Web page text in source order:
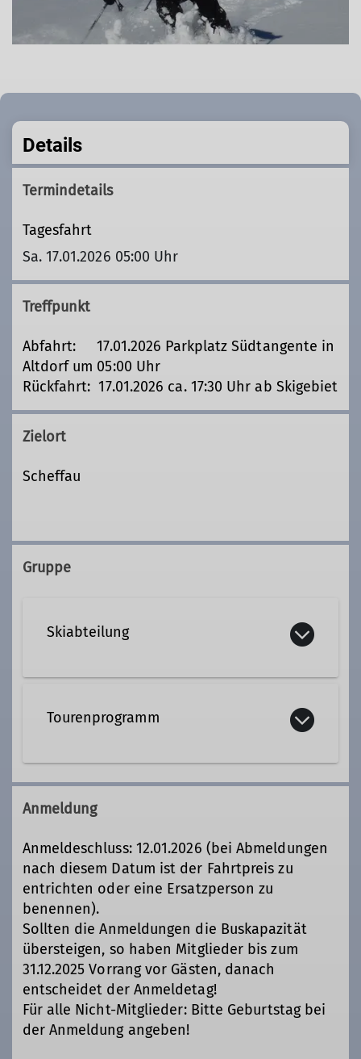
Details
Termindetails
Tagesfahrt
Sa. 17.01.2026 05:00 Uhr
Treffpunkt
Abfahrt: 17.01.2026 Parkplatz Südtangente in
Altdorf um 05:00 Uhr
Rückfahrt: 17.01.2026 ca. 17:30 Uhr ab Skigebiet
Zielort
Scheffau
Gruppe
Skiabteilung
Tourenprogramm
Anmeldung
Anmeldeschluss: 12.01.2026 (bei Abmeldungen
nach diesem Datum ist der Fahrtpreis zu
entrichten oder eine Ersatzperson zu
benennen).
Sollten die Anmeldungen die Buskapazität
übersteigen, so haben Mitglieder bis zum
31.12.2025 Vorrang vor Gästen, danach
entscheidet der Anmeldetag!
Für alle Nicht-Mitglieder: Bitte Geburtstag bei
der Anmeldung angeben!